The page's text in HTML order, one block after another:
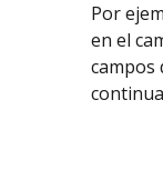
Por
en el
campos